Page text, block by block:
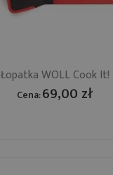
Łopatka WOLL Cook It!
Cena:69,00 zł